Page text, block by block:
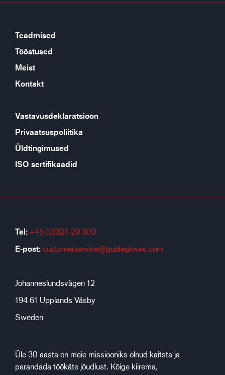
Teadmised
Tööstused
Meist
Kontakt
Vastavusdeklaratsioon
Privaatsuspoliitika
Üldtingimused
ISO sertifikaadid
Tel: +46 (0)321-29 300
E-post: customerservice@guidegloves.com
Johanneslundsvägen 12
194 61 Upplands Väsby
Sweden
Üle 30 aasta on meie missiooniks olnud kaitsta ja
parandada töökäte jõudlust. Kõige kiirema,